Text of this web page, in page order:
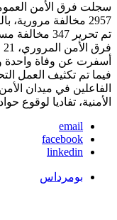
تم تحرير
فيما تم تكثيف العمل
الفاعلين في ميدان
الأمنية، تفاديا لوقوع
email
facebook
linkedin
بومرداس